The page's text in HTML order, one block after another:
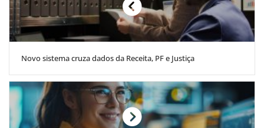
Novo sistema cruza dados da Receita, PF e Justiça